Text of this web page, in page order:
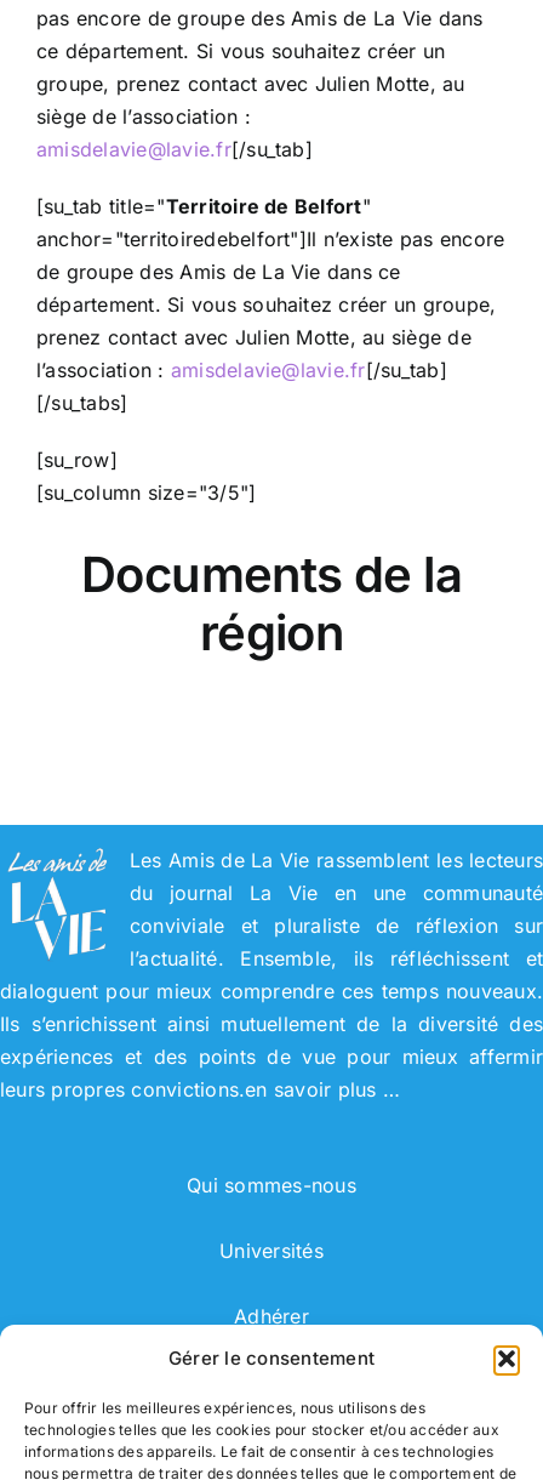
Gérer le consentement
Pour offrir les meilleures expériences, nous utilisons des
technologies telles que les cookies pour stocker et/ou accéder aux
informations des appareils. Le fait de consentir à ces technologies
nous permettra de traiter des données telles que le comportement de
pas encore de groupe des Amis de La Vie dans
ce département. Si vous souhaitez créer un
groupe, prenez contact avec Julien Motte, au
siège de l’association :
amisdelavie@lavie.fr[/su_tab]
[su_tab title="Territoire de Belfort"
anchor="territoiredebelfort"]Il n’existe pas encore
de groupe des Amis de La Vie dans ce
département. Si vous souhaitez créer un groupe,
prenez contact avec Julien Motte, au siège de
l’association : amisdelavie@lavie.fr[/su_tab]
[/su_tabs]
[su_row]
[su_column size="3/5"]
Documents de la
région
Les Amis de La Vie rassemblent les lecteurs
du journal La Vie en une communauté
conviviale et pluraliste de réflexion sur
l’actualité. Ensemble, ils réfléchissent et
dialoguent pour mieux comprendre ces temps nouveaux.
Ils s’enrichissent ainsi mutuellement de la diversité des
expériences et des points de vue pour mieux affermir
leurs propres convictions.en savoir plus …
Qui sommes-nous
Universités
Adhérer
Correspondant